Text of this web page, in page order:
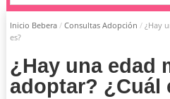
Inicio Bebera / Consultas Adopción / ¿Hay
es?
¿Hay una edad
adoptar? ¿Cuál